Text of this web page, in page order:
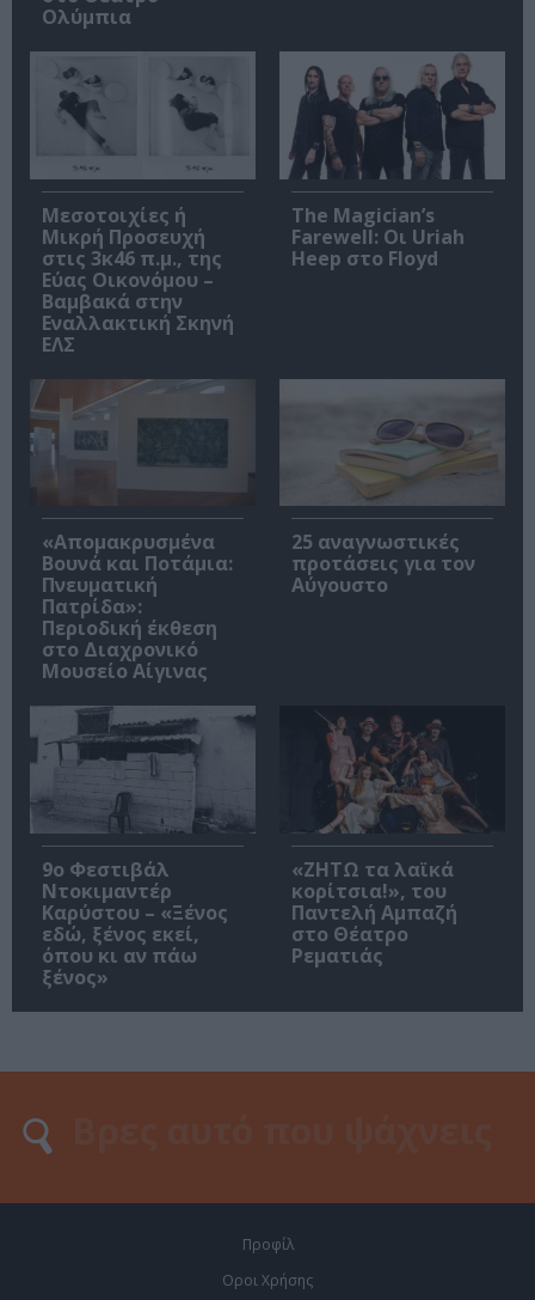
Ολύμπια
Μεσοτοιχίες ή
Μικρή Προσευχή
στις 3κ46 π.μ., της
Εύας Οικονόμου –
Βαμβακά στην
Εναλλακτική Σκηνή
ΕΛΣ
The Magician’s
Farewell: Οι Uriah
Heep στο Floyd
«Απομακρυσμένα
Βουνά και Ποτάμια:
Πνευματική
Πατρίδα»:
Περιοδική έκθεση
στο Διαχρονικό
Μουσείο Αίγινας
25 αναγνωστικές
προτάσεις για τον
Αύγουστο
9ο Φεστιβάλ
Ντοκιμαντέρ
Καρύστου – «Ξένος
εδώ, ξένος εκεί,
όπου κι αν πάω
ξένος»
«ΖΗΤΩ τα λαϊκά
κορίτσια!», του
Παντελή Αμπαζή
στο Θέατρο
Ρεματιάς
Προφίλ
Οροι Χρήσης